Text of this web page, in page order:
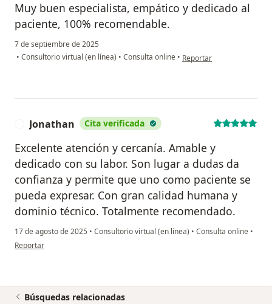
Muy buen especialista, empático y dedicado al
paciente, 100% recomendable.
7 de septiembre de 2025
• Consultorio virtual (en línea) • Consulta online • en opinión del usuario
Reportar
Jonathan Cita verificada
Excelente atención y cercanía. Amable y
dedicado con su labor. Son lugar a dudas da
confianza y permite que uno como paciente se
pueda expresar. Con gran calidad humana y
dominio técnico. Totalmente recomendado.
17 de agosto de 2025 • Consultorio virtual (en línea) • Consulta online •
en opinión del usuario Jonathan
Reportar
Búsquedas relacionadas